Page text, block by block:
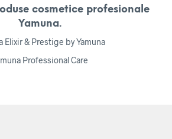
cosmetice profesionale
Yamuna.
Elixir & Prestige by Yamuna
Professional Care